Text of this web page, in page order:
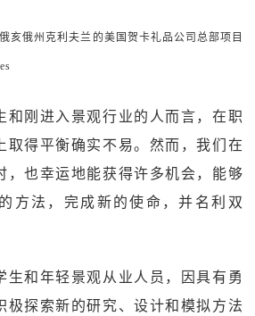
亥俄州克利夫兰的美国贺卡礼品公司总部项目
和刚进入景观行业的人而言，在职
取得平衡确实不易。然而，我们在
，也幸运地能获得许多机会，能够
方法，完成新的使命，并名利双
生和年轻景观从业人员，因具有勇
极探索新的研究、设计和模拟方法